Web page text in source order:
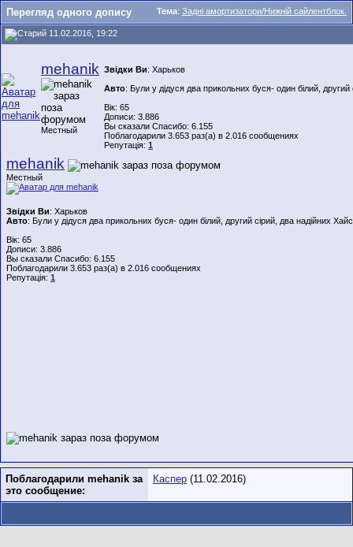
Тема: Задні амортизатори/Нижній сайлентблок.
Перегляд одного допису
11.02.2016, 19:22
mehanik
Местный
Звідки Ви: Харьков
Авто: Були у дідуся два прикольних буся- один білий, другий
Вік: 65
Дописи: 3.886
Вы сказали Спасибо: 6.155
Поблагодарили 3.653 раз(а) в 2.016 сообщениях
Репутація: 1
mehanik
Местный
Звідки Ви: Харьков
Авто: Були у дідуся два прикольних буся- один білий, другий сірий, два надійних
Вік: 65
Дописи: 3.886
Вы сказали Спасибо: 6.155
Поблагодарили 3.653 раз(а) в 2.016 сообщениях
Репутація: 1
Поблагодарили mehanik за
это сообщение:
Каспер (11.02.2016)